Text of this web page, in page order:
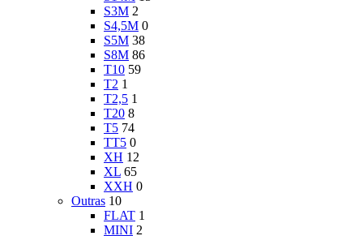
S3M 2
S4,5M 0
S5M 38
S8M 86
T10 59
T2 1
T2,5 1
T20 8
T5 74
TT5 0
XH 12
XL 65
XXH 0
Outras 10
FLAT 1
MINI 2